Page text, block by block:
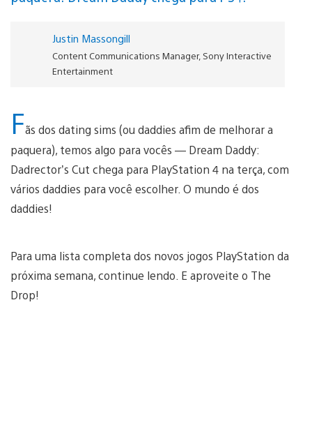
Justin Massongill
Content Communications Manager, Sony Interactive
Entertainment
Fãs dos dating sims (ou daddies afim de melhorar a
paquera), temos algo para vocês — Dream Daddy:
Dadrector’s Cut chega para PlayStation 4 na terça, com
vários daddies para você escolher. O mundo é dos
daddies!
Para uma lista completa dos novos jogos PlayStation da
próxima semana, continue lendo. E aproveite o The
Drop!